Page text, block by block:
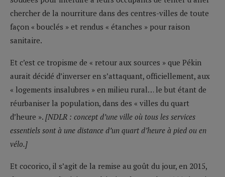
chercher de la nourriture dans des centres-villes de toute
façon « bouclés » et rendus « étanches » pour raison
sanitaire.
Et c’est ce tropisme de « retour aux sources » que Pékin
aurait décidé d’inverser en s’attaquant, officiellement, aux
« logements insalubres » en milieu rural… le but étant de
réurbaniser la population, dans des « villes du quart
d’heure ». [NDLR : concept d’une ville où tous les services
essentiels sont à une distance d’un quart d’heure à pied ou en
vélo.]
Et cocorico, il s’agit de la remise au goût du jour, en 2015,